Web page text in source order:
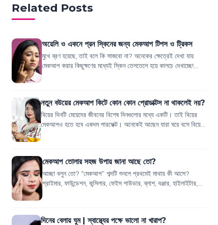
Related Posts
অয়েলি ও একনে প্রন স্কিনের জন্য মেকআপ টিপস ও ট্রিকস
মুখে ব্রণ হয়েছে, তাই বলে কি সাজবো না? অনেকের ক্ষেত্রেই দেখা যায়
মেকআপ করার কিছুক্ষণের মধ্যেই স্কিন তেলতেলে হয়ে কালচে দেখাচ্ছে!
নতুন বউয়ের মেকআপ কিটে কোন কোন প্রোডাক্টস না থাকলেই নয়?
বিয়ের দিনটি মেয়েদের জীবনের বিশেষ দিনগুলোর মধ্যে একটি। তাই বিয়ের
মেকআপও হতে হবে একদম পারফেক্ট। অনেকেই আছেন যারা ঘরে বসে বিয়ের
মেকআপ করতে চান, কিন্তু বু...
মেকআপ তোলার সহজ উপায় জানা আছে তো?
আচ্ছা বলুন তো? “মেকআপ” শব্দটি শুনলে প্রথমেই মাথায় কী আসে?
প্রাইমার, ফাউন্ডেশন, কন্সিলার, ফেইস পাউডার, ব্লাশ, বঞ্জার, হাইলাইটার,
দিনের বেলায় ঘুম | স্বাস্থ্যের পক্ষে ভালো না খারাপ?